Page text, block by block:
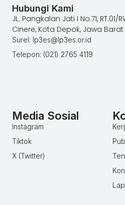
Media Sosial
Instagram
Tiktok
X (Twitter)
Hubungi Kami
JL. Pangkalan Jati I No.71, RT.01/
Cinere, Kota Depok, Jawa Barat
Surel: lp3es@lp3es.or.id
Telepon: (021) 2765 4119